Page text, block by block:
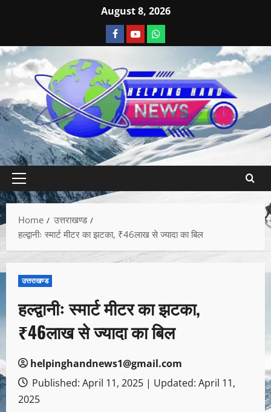
August 8, 2026
Home
उत्तराखण्ड
हल्द्वानीः स्मार्ट मीटर का झटका, ₹46लाख से ज्यादा का बिल
उत्तराखण्ड
हल्द्वानीः स्मार्ट मीटर का झटका,
₹46लाख से ज्यादा का बिल
helpinghandnews1@gmail.com
Published: April 11, 2025 | Updated: April 11,
2025